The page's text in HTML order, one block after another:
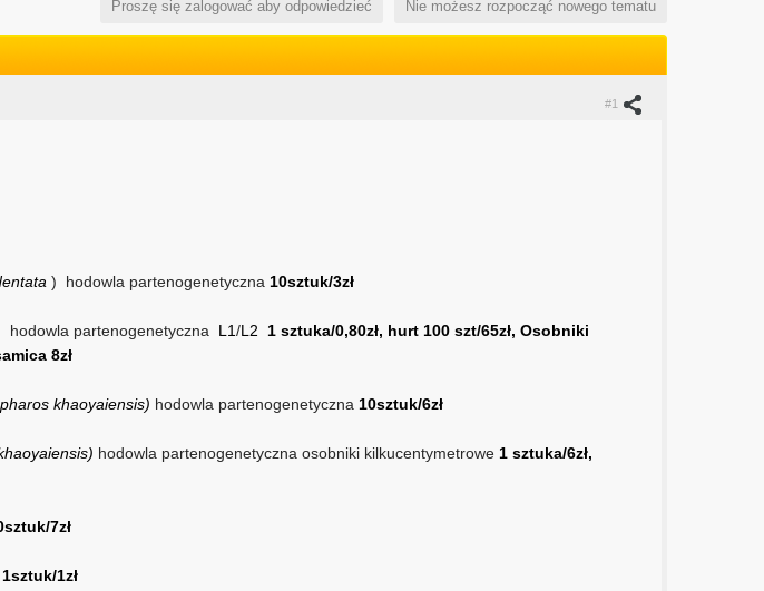
Nie możesz rozpocząć nowego tematu
Proszę się zalogować aby odpowiedzieć
#1
) hodowla partenogenetyczna 10sztuk/3zł
hodowla partenogenetyczna L1/L2 1 sztuka/0,80zł, hurt 100 szt/65zł, Osobniki
8zł
khaoyaiensis) hodowla partenogenetyczna 10sztuk/6zł
hodowla partenogenetyczna osobniki kilkucentymetrowe 1 sztuka/6zł,
7zł
1sztuk/1zł